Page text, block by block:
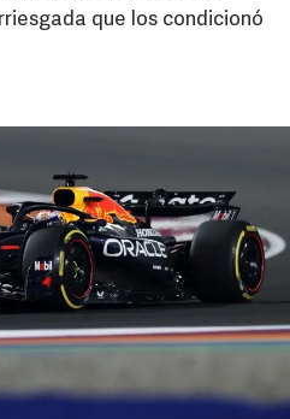
que los condicionó